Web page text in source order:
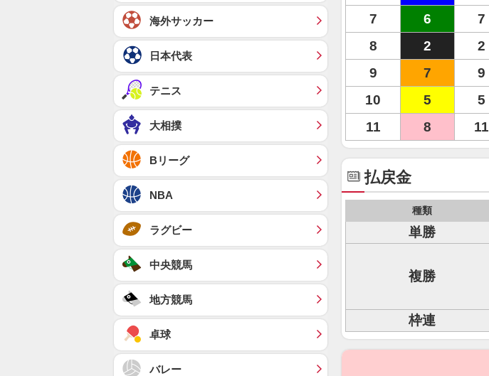
7
6 7
8
2 2
9
7 9
10
5 5
11
8 11
払戻金
種類
単勝
複勝
枠連
海外サッカー
日本代表
テニス
大相撲
Bリーグ
NBA
ラグビー
中央競馬
地方競馬
卓球
バレー